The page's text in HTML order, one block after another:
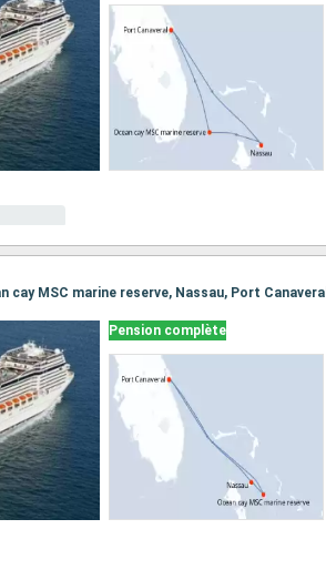
cay MSC marine reserve, Nassau, Port Canaveral
Pension complète